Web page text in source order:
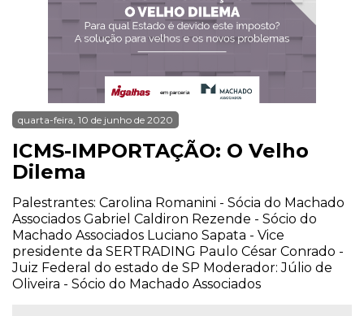
quarta-feira, 10 de junho de 2020
ICMS-IMPORTAÇÃO: O Velho
Dilema
Palestrantes: Carolina Romanini - Sócia do Machado
Associados Gabriel Caldiron Rezende - Sócio do
Machado Associados Luciano Sapata - Vice
presidente da SERTRADING Paulo César Conrado -
Juiz Federal do estado de SP Moderador: Júlio de
Oliveira - Sócio do Machado Associados